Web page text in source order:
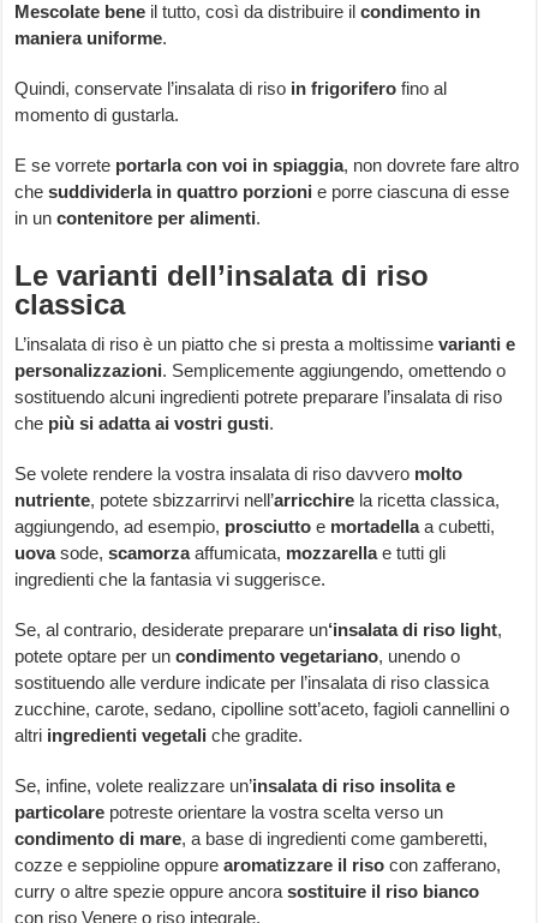
Mescolate bene il tutto, così da distribuire ilcondimento in
maniera uniforme.
Quindi, conservate l’insalata di riso in frigorifero fino al
momento di gustarla.
E se vorrete portarla con voi in spiaggia, non dovrete fare altro
chesuddividerla in quattro porzioni e porre ciascuna di esse
in uncontenitore per alimenti.
Le varianti dell’insalata di riso
classica
L’insalata di riso è un piatto che si presta a moltissime varianti e
personalizzazioni. Semplicemente aggiungendo, omettendo o
sostituendo alcuni ingredienti potrete preparare l’insalata di riso
che più si adatta ai vostri gusti.
Se volete rendere la vostra insalata di riso davvero molto
nutriente, potete sbizzarrirvi nell’arricchire la ricetta classica,
aggiungendo, ad esempio, prosciutto e mortadellaa cubetti,
uovasode,scamorzaaffumicata, mozzarellae tutti gli
ingredienti che la fantasia vi suggerisce.
Se, al contrario, desiderate preparare un‘insalata di riso light,
potete optare per uncondimento vegetariano, unendo o
sostituendo alle verdure indicate per l’insalata di riso classica
zucchine, carote, sedano, cipolline sott’aceto, fagioli cannellini o
altri ingredienti vegetali che gradite.
Se, infine, volete realizzare un’insalata di riso insolita e
particolare potreste orientare la vostra scelta verso un
condimento di mare, a base di ingredienti come gamberetti,
cozze e seppioline oppurearomatizzare il riso con zafferano,
curry o altre spezie oppure ancorasostituire il riso bianco
con riso Venere o riso integrale.